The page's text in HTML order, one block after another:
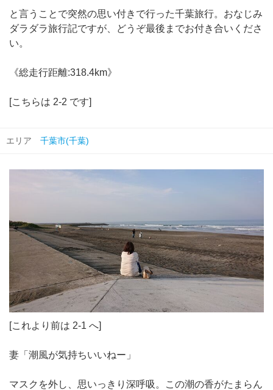
と言うことで突然の思い付きで行った千葉旅行。おなじみ
ダラダラ旅行記ですが、どうぞ最後までお付き合いくださ
い。
《総走行距離:318.4km》
[こちらは 2-2 です]
エリア 千葉市(千葉)
[これより前は 2-1 へ]
妻「潮風が気持ちいいねー」
マスクを外し、思いっきり深呼吸。この潮の香がたまらん